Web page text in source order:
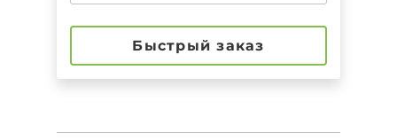
Быстрый заказ